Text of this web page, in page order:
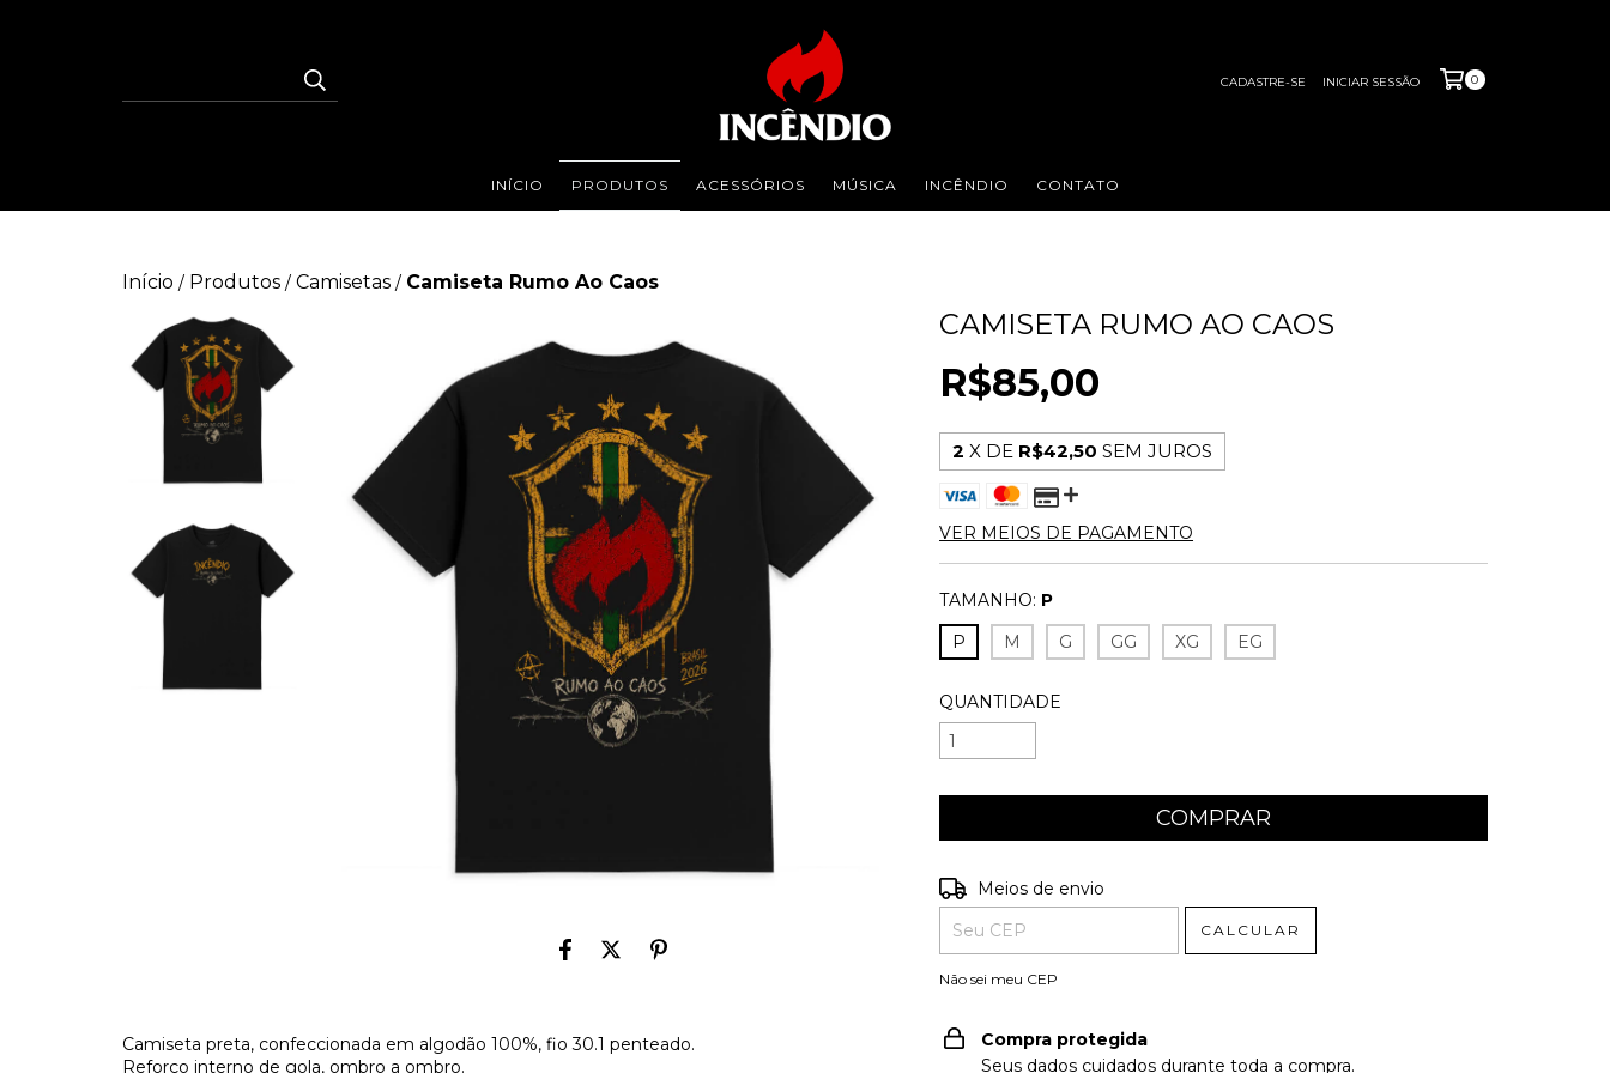
CADASTRE-SE INICIAR SESSÃO 0
INÍCIO PRODUTOS ACESSÓRIOS MÚSICA INCÊNDIO CONTATO
Início / Produtos / Camisetas / Camiseta Rumo Ao Caos
Camiseta preta, confeccionada em algodão 100%, fio 30.1 penteado.
Reforço interno de gola, ombro a ombro.
CAMISETA RUMO AO CAOS
R$85,00
2 X DE R$42,50 SEM JUROS
VER MEIOS DE PAGAMENTO
TAMANHO: P
P
M G GG XG EG
QUANTIDADE
Entregas para o CEP:
Meios de envio
CALCULAR
Não sei meu CEP
Compra protegida
Seus dados cuidados durante toda a compra.